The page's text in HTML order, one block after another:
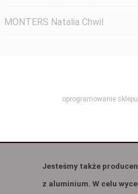
MONTERS Natalia Chwil
oprogramowanie
Jesteśmy także
z aluminium. W celu